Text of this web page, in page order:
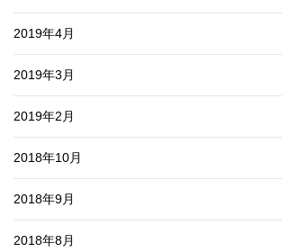
2019年4月
2019年3月
2019年2月
2018年10月
2018年9月
2018年8月